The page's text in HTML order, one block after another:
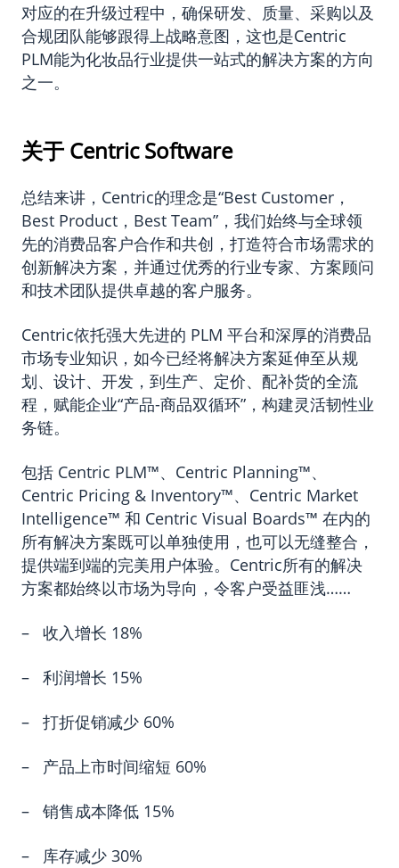
对应的在升级过程中，确保研发、质量、采购以及
合规团队能够跟得上战略意图，这也是Centric
PLM能为化妆品行业提供一站式的解决方案的方向
之一。
关于 Centric Software
总结来讲，Centric的理念是“Best Customer，
Best Product，Best Team”，我们始终与全球领
先的消费品客户合作和共创，打造符合市场需求的
创新解决方案，并通过优秀的行业专家、方案顾问
和技术团队提供卓越的客户服务。
Centric依托强大先进的 PLM 平台和深厚的消费品
市场专业知识，如今已经将解决方案延伸至从规
划、设计、开发，到生产、定价、配补货的全流
程，赋能企业“产品-商品双循环”，构建灵活韧性业
务链。
包括 Centric PLM™、 Centric Planning™、
Centric Pricing & Inventory™、 Centric Market
Intelligence™ 和 Centric Visual Boards™ 在内的
所有解决方案既可以单独使用，也可以无缝整合，
提供端到端的完美用户体验。Centric所有的解决
方案都始终以市场为导向，令客户受益匪浅……
– 收入增长 18%
– 利润增长 15%
– 打折促销减少 60%
– 产品上市时间缩短 60%
– 销售成本降低 15%
– 库存减少 30%